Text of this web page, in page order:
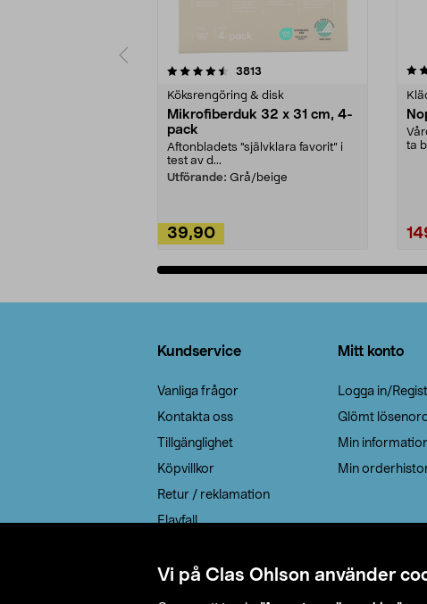
Vi på Clas Ohlson använder
3813
Köksrengöring & disk
Mikrofiberduk 32 x 31 cm, 4-
pack
Aftonbladets "självklara favorit” i
test av d...
Utförande: Grå/beige
39,90
4.0av 5 stjärnor
ta
Kundservice
Vanliga frågor
Kontakta oss
Tillgänglighet
Köpvillkor
Retur / reklamation
Elavfall
Leveransalternativ
Mitt konto
Logga in/
Glömt lösenord
Min
Min